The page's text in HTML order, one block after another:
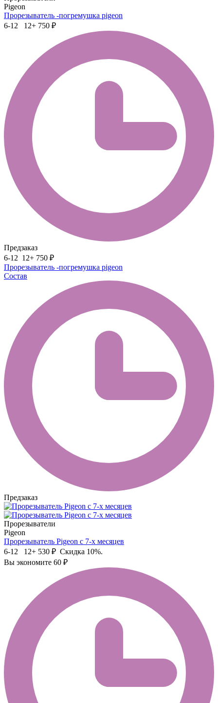
Pigeon
Прорезыватель -погремушка pigeon
6-12 12+ 750 ₽
Предзаказ
6-12 12+ 750 ₽
Прорезыватель -погремушка pigeon
Состав
Предзаказ
Прорезыватели
Pigeon
Прорезыватель Pigeon с 7-х месяцев
6-12 12+ 530 ₽ Скидка 10%.
Вы экономите 60 ₽